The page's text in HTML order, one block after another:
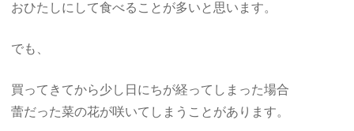
おひたしにして食べることが多いと思います。
でも、
買ってきてから少し日にちが経ってしまった場合
蕾だった菜の花が咲いてしまうことがあります。